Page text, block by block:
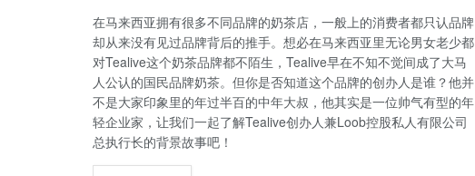
在马来西亚拥有很多不同品牌的奶茶店，一般上的消费者都只认品牌
却从来没有见过品牌背后的推手。想必在马来西亚里无论男女老少都
对Tealive这个奶茶品牌都不陌生，Tealive早在不知不觉间成了大马
人公认的国民品牌奶茶。但你是否知道这个品牌的创办人是谁？他并
不是大家印象里的年过半百的中年大叔，他其实是一位帅气有型的年
轻企业家，让我们一起了解Tealive创办人兼Loob控股私人有限公司
总执行长的背景故事吧！